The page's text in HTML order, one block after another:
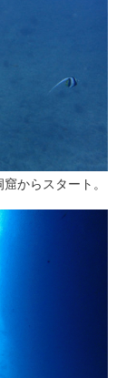
からスタート。